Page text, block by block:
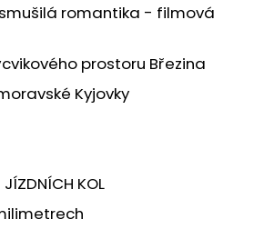
romantika - filmová
prostoru Březina
Kyjovky
JÍZDNÍCH KOL